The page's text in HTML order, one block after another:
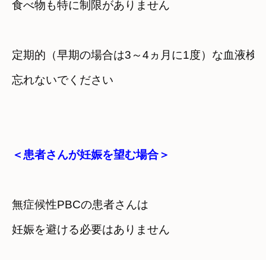
食べ物も特に制限がありません
定期的（早期の場合は3～4ヵ月に1度）な血液検
＜患者さんが妊娠を望む場合＞
無症候性PBCの患者さんは
妊娠を避ける必要はありません